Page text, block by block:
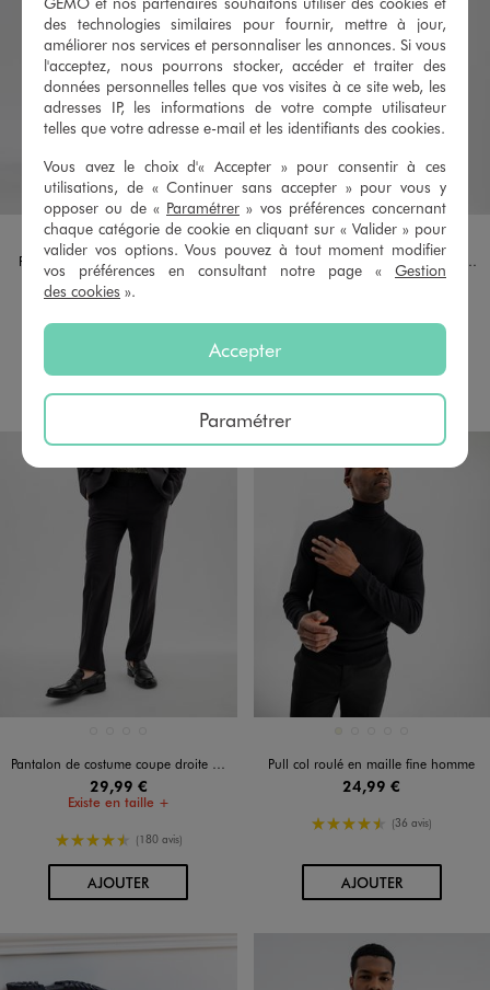
Disponible en 1 coloris
NOIR STANDARD
Pantalon de costume droit homme
19,99 €
Existe en taille +
AJOUTERAU PANIER
Disponible en 4 coloris
BLEU FONCE
BLEU MARINE
GRIS ANTHRACITE
NOIR STANDARD
Veste de costume fermeture 2 boutons homme
54,99 €
4.5/5 de moyenne
AJOUTERAU PANIER
Pantalon de costume coupe droite homme
29,99 €
Existe en taille +
4.5/5 de moyenne
(180 avis)
AJOUTERAU PANIER
Pull col roulé en maille fine homme
24,99 €
4.5/5 de moyenne
(36 avis)
AJOUTERAU PANIER
des technologies similaires pour fournir, mettre à jour,
améliorer nos services et personnaliser les annonces. Si vous
l'acceptez, nous pourrons stocker, accéder et traiter des
données personnelles telles que vos visites à ce site web, les
adresses IP, les informations de votre compte utilisateur
telles que votre adresse e-mail et les identifiants des cookies.
Vous avez le choix d'« Accepter » pour consentir à ces
utilisations, de « Continuer sans accepter » pour vous y
opposer ou de « Paramétrer » vos préférences concernant
chaque catégorie de cookie en cliquant sur « Valider » pour
valider vos options. Vous pouvez à tout moment modifier
vos préférences en consultant notre page « Gestion
des cookies ».
Accepter
Paramétrer